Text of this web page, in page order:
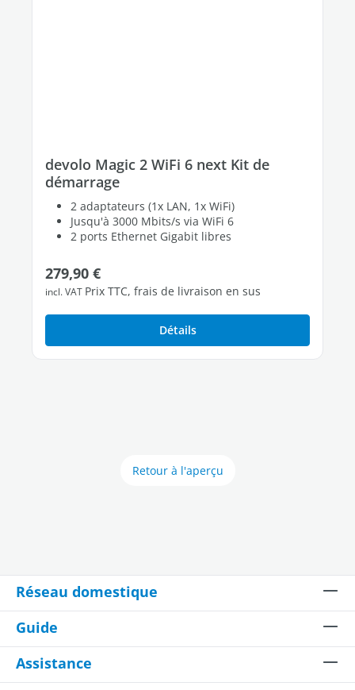
devolo Magic 2 WiFi 6 next Kit de
démarrage
2 adaptateurs (1x LAN, 1x WiFi)
Jusqu'à 3000 Mbits/s via WiFi 6
2 ports Ethernet Gigabit libres
Prix régulier :
279,90 €
incl. VAT Prix TTC, frais de livraison en sus
Détails
Retour à l'aperçu
Réseau domestique
Guide
Assistance